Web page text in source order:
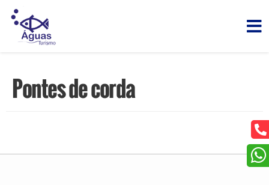
Pontes de corda